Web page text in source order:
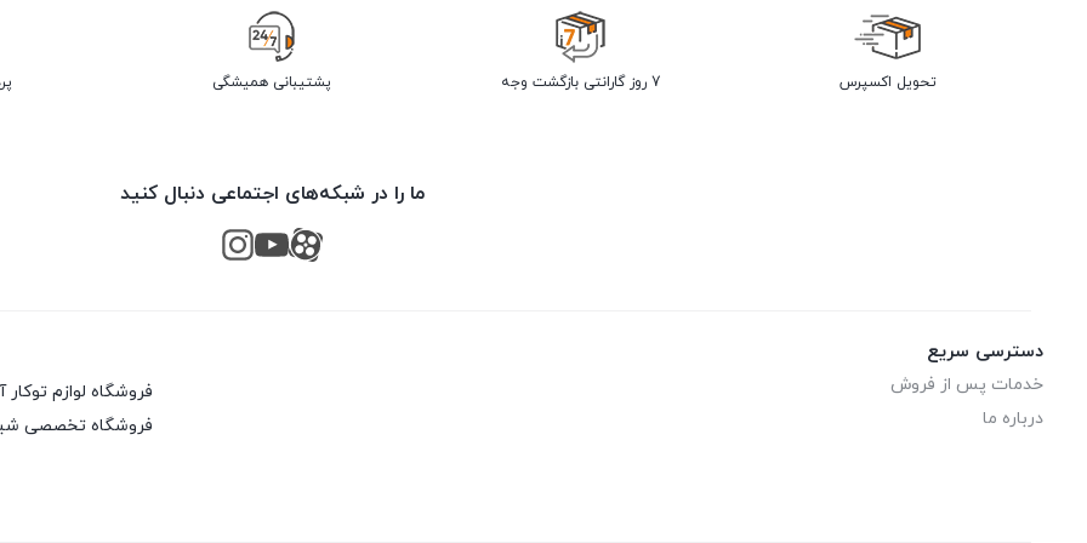
تحویل اکسپرس 7 روز گارانتی بازگشت وجه پشتیبانی همیشگی
ما را در شبکه‌های اجتماعی دنبال کنید
دسترسی سریع
خدمات پس از فروش
درباره ما
فروشگاه لوازم
فروشگاه تخصصی